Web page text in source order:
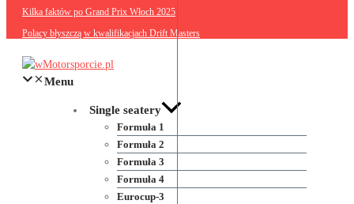
Kilka faktów po Grand Prix Włoch 2025
Polacy błyszczą w kwalifikacjach Drift Masters
Menu
Single seatery
Formuła 1
Formuła 2
Formuła 3
Formuła 4
Eurocup-3